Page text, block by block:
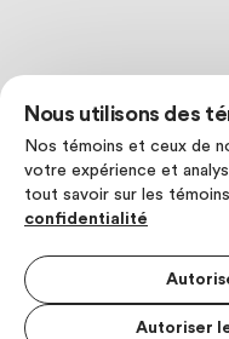
Nous utilisons des
Nos témoins et ceux de
votre expérience et
tout savoir sur les
confidentialité
Autoriser